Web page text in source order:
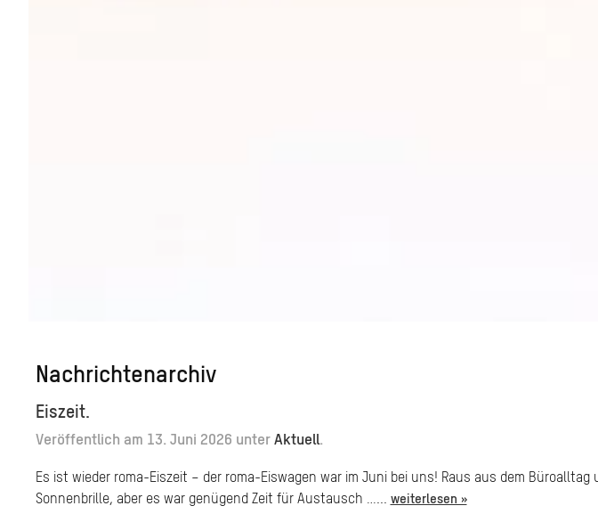
Nachrichtenarchiv
Eiszeit.
Veröffentlich am 13. Juni 2026 unter Aktuell.
Es ist wieder roma-Eiszeit – der roma-Eiswagen war im Juni bei uns! Raus aus dem
Sonnenbrille, aber es war genügend Zeit für Austausch …... weiterlesen »